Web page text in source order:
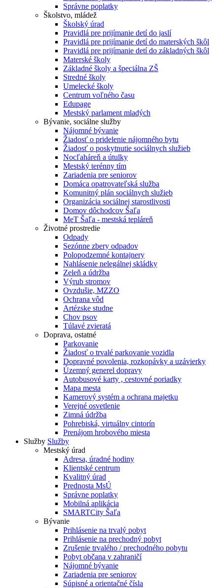
Správne poplatky
Školstvo, mládež
Školský úrad
Pravidlá pre prijímanie detí do jaslí
Pravidlá pre prijímanie detí do materských škôl
Pravidlá pre prijímanie detí do základných škôl
Materské školy
Základné školy a špeciálna ZŠ
Stredné školy
Umelecké školy
Centrum voľného času
Edupage
Mestský parlament mladých
Bývanie, sociálne služby
Nájomné bývanie
Žiadosť o pridelenie nájomného bytu
Žiadosť o poskytnutie sociálnych služieb
Nocľaháreň a útulky
Mestský terénny tím
Zariadenia pre seniorov
Domáca opatrovateľská služba
Komunitný plán sociálnych služieb
Organizácia sociálnej starostlivosti
Domov dôchodcov Šaľa
MeT Šaľa - mestská tepláreň
Životné prostredie
Odpady
Sezónne zbery odpadov
Polopodzemné kontajnery
Nahlásenie nelegálnej skládky
Zeleň a údržba
Výrub stromov
Ovzdušie, MZZO
Ochrana vôd
Artézske studne
Chov psov
Túlavé zvieratá
Doprava, ostatné
Parkovanie
Žiadosť o trvalé parkovanie vozidla
Dopravné povolenia, rozkopávky a uzávierky
Územný generel dopravy
Autobusové karty , cestovné poriadky
Mapa mesta
Kamerový systém a ochrana majetku
Verejné osvetlenie
Zimná údržba
Pohrebiská, virtuálny cintorín
Prenájom hrobového miesta
Služby Služby
Mestský úrad
Adresa, úradné hodiny
Klientské centrum
Kvalitný úrad
Prednosta MsÚ
Správne poplatky
Mobilná aplikácia
SMARTCity Šaľa
Bývanie
Prihlásenie na trvalý pobyt
Prihlásenie na prechodný pobyt
Zrušenie trvalého / prechodného pobytu
Pobyt občana v zahraničí
Nájomné bývanie
Zariadenia pre seniorov
Súpisné a orientačné čísla